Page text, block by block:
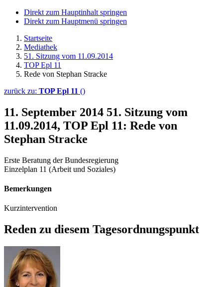
Direkt zum Hauptinhalt springen
Direkt zum Hauptmenü springen
Startseite
Mediathek
51. Sitzung vom 11.09.2014
TOP Epl 11
Rede von Stephan Stracke
zurück zu: TOP Epl 11 ()
11. September 2014 51. Sitzung vom
11.09.2014, TOP Epl 11: Rede von
Stephan Stracke
Erste Beratung der Bundesregierung
Einzelplan 11 (Arbeit und Soziales)
Bemerkungen
Kurzintervention
Reden zu diesem Tagesordnungspunkt